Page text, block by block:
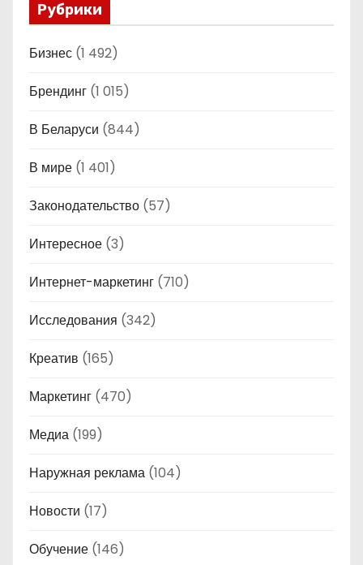
Рубрики
Бизнес (1 492)
Брендинг (1 015)
В Беларуси (844)
В мире (1 401)
Законодательство (57)
Интересное (3)
Интернет-маркетинг (710)
Исследования (342)
Креатив (165)
Маркетинг (470)
Медиа (199)
Наружная реклама (104)
Новости (17)
Обучение (146)